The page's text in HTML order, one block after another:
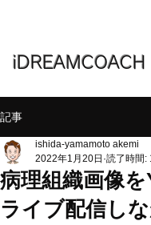
iDREAMCOACH
記事
病理組織画像
ライブ配信し
ishida-yamamoto akemi
2022年1月20日 読了時間: